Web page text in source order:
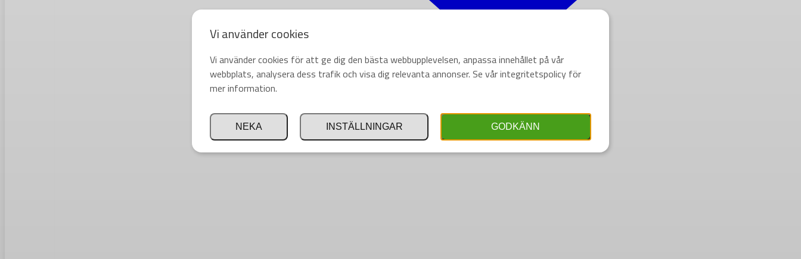
Vi använder cookies
Vi använder cookies för att ge dig den bästa webbupplevelsen, anpassa innehållet på vår
webbplats, analysera dess trafik och visa dig relevanta annonser. Se vår integritetspolicy för
mer information.
GODKÄNN
INSTÄLLNINGAR
NEKA